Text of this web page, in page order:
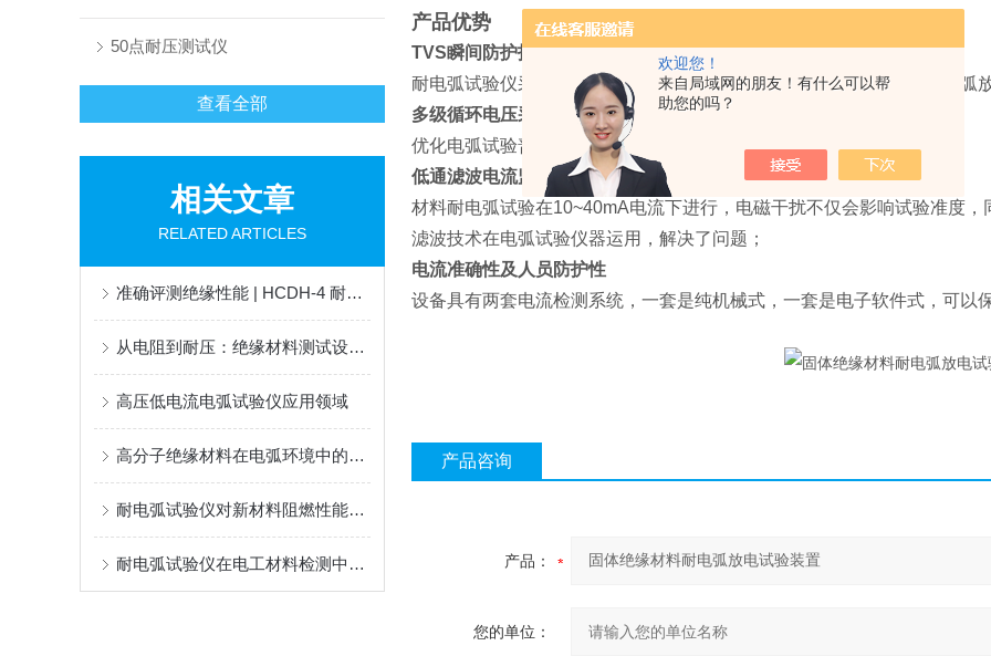
欢迎您！
来自局域网的朋友！有什么可以帮
助您的吗？
50点耐压测试仪
查看全部
相关文章
RELATED ARTICLES
准确评测绝缘性能 | HCDH-4 耐电弧试验仪技术详解
从电阻到耐压：绝缘材料测试设备介绍
高压低电流电弧试验仪应用领域
高分子绝缘材料在电弧环境中的失效行为研究
耐电弧试验仪对新材料阻燃性能的检测价值
耐电弧试验仪在电工材料检测中的关键作用
产品优势
TVS瞬间防护技术
耐电弧试验仪采用光耦隔离方式，同时配置TVS瞬间防护技术，对于电弧
多级循环电压采集技术
优化电弧试验普遍采用手动及干扰状态下电压及电流采集方式；
低通滤波电流监测技术
材料耐电弧试验在10~40mA电流下进行，电磁干扰不仅会影响试验准度
滤波技术在电弧试验仪器运用，解决了问题；
电流准确性及人员防护性
设备具有两套电流检测系统，一套是纯机械式，一套是电子软件式，可以
产品咨询
产品：
您的单位：